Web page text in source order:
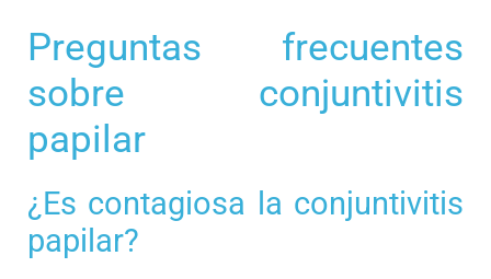
Preguntas frecuentes
sobre conjuntivitis
papilar
¿Es contagiosa la conjuntivitis
papilar?